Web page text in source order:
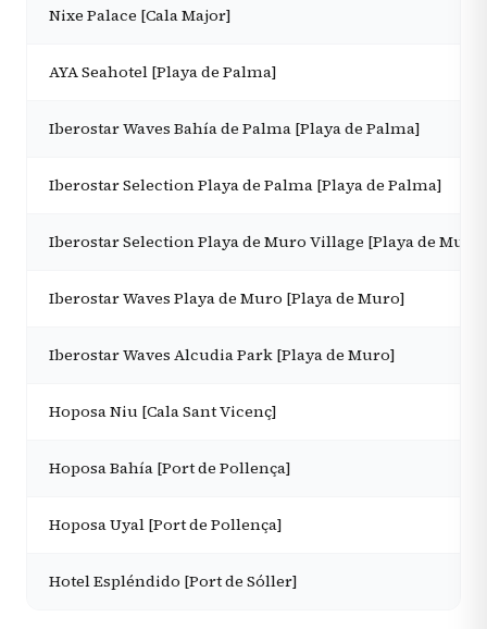
Nixe Palace [Cala Major]
AYA Seahotel [Playa de Palma]
Iberostar Waves Bahía de Palma [Playa de Palma]
Iberostar Selection Playa de Palma [Playa de Palma]
Iberostar Selection Playa de Muro Village [Playa de Muro]
Iberostar Waves Playa de Muro [Playa de Muro]
Iberostar Waves Alcudia Park [Playa de Muro]
Hoposa Niu [Cala Sant Vicenç]
Hoposa Bahía [Port de Pollença]
Hoposa Uyal [Port de Pollença]
Hotel Espléndido [Port de Sóller]